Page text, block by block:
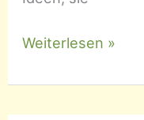
Befestigung
Moosen
und
Weiterlesen »